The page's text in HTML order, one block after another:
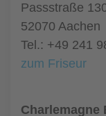
Passstraße
52070 Aachen
Tel.: +49 241
zum Friseur
Charlemagne